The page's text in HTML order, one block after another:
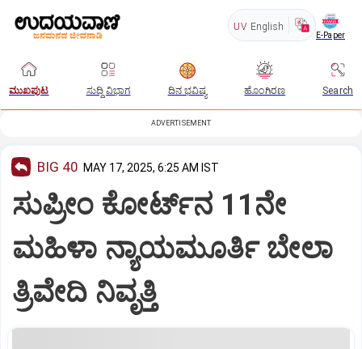
UV English
E-Paper
ಮುಖಪುಟ ಸುದ್ದಿ ವಿಭಾಗ ದಿನ ಭವಿಷ್ಯ ಹೊಂಗಿರಣ Search
ADVERTISEMENT
BIG 40 MAY 17, 2025, 6:25 AM IST
ಸುಪ್ರೀಂ ಕೋರ್ಟ್‌ನ 11ನೇ
ಮಹಿಳಾ ನ್ಯಾಯಮೂರ್ತಿ ಬೇಲಾ
ತ್ರಿವೇದಿ ನಿವೃತ್ತಿ